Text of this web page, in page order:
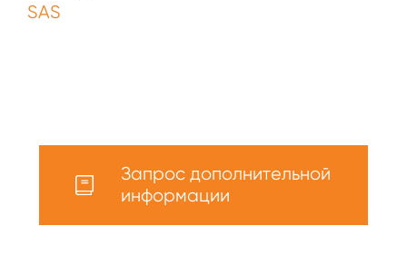
SAS
Запрос дополнительной
информации